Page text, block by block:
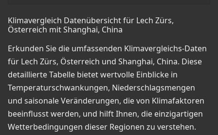
Klimavergleich Datenübersicht für Lech Zürs,
Österreich mit Shanghai, China
Erkunden Sie die umfassenden Klimavergleichs-Daten
für Lech Zürs, Österreich und Shanghai, China. Diese
detaillierte Tabelle bietet wertvolle Einblicke in
Temperaturschwankungen, Niederschlagsmengen
und saisonale Veränderungen, die von Klimafaktoren
beeinflusst werden, und hilft Ihnen, die einzigartigen
Wetterbedingungen dieser Regionen zu verstehen.